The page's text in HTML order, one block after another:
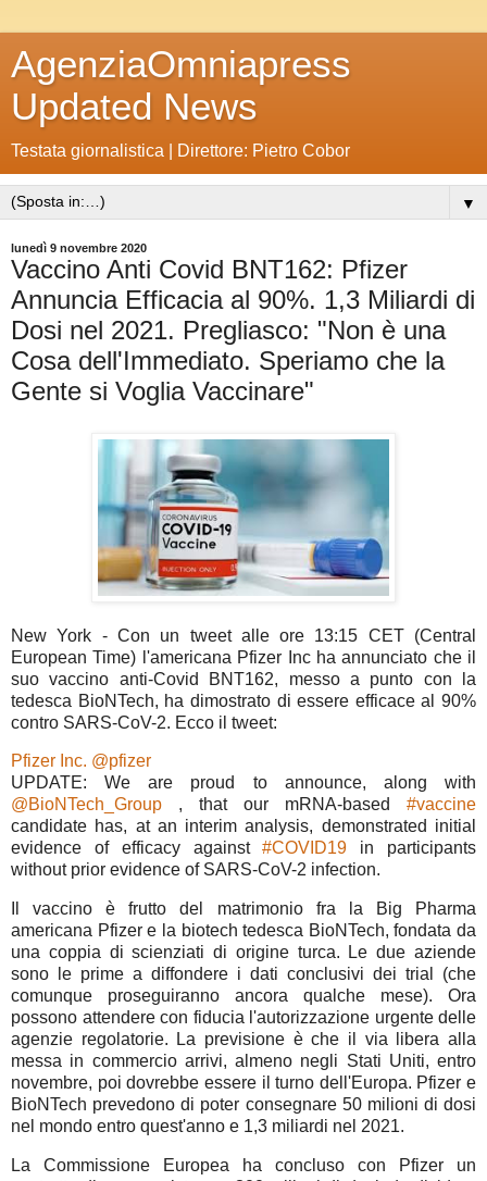
AgenziaOmniapress
Updated News
Testata giornalistica | Direttore: Pietro Cobor
▼
lunedì 9 novembre 2020
Vaccino Anti Covid BNT162: Pfizer
Annuncia Efficacia al 90%. 1,3 Miliardi di
Dosi nel 2021. Pregliasco: "Non è una
Cosa dell'Immediato. Speriamo che la
Gente si Voglia Vaccinare"
New York - Con un tweet alle ore 13:15 CET (Central
European Time) l'americana Pfizer Inc ha annunciato che il
suo vaccino anti-Covid BNT162, messo a punto con la
tedesca BioNTech, ha dimostrato di essere efficace al 90%
contro SARS-CoV-2. Ecco il tweet:
Pfizer Inc. @pfizer
UPDATE: We are proud to announce, along with
@BioNTech_Group , that our mRNA-based #vaccine
candidate has, at an interim analysis, demonstrated initial
evidence of efficacy against#COVID19 in participants
without prior evidence of SARS-CoV-2 infection.
Il vaccino è frutto del matrimonio fra la Big Pharma
americana Pfizer e la biotech tedesca BioNTech, fondata da
una coppia di scienziati di origine turca. Le due aziende
sono le prime a diffondere i dati conclusivi dei trial (che
comunque proseguiranno ancora qualche mese). Ora
possono attendere con fiducia l'autorizzazione urgente delle
agenzie regolatorie. La previsione è che il via libera alla
messa in commercio arrivi, almeno negli Stati Uniti, entro
novembre, poi dovrebbe essere il turno dell'Europa. Pfizer e
BioNTech prevedono di poter consegnare 50 milioni di dosi
nel mondo entro quest'anno e 1,3 miliardi nel 2021.
La Commissione Europea ha concluso con Pfizer un